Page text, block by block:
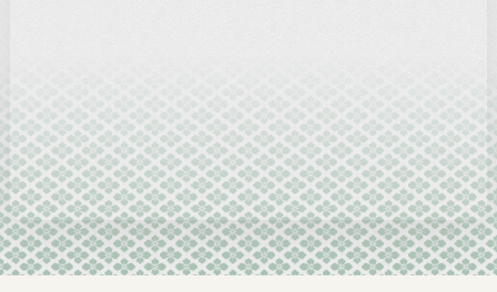
2024-11
2024-10
2024-09